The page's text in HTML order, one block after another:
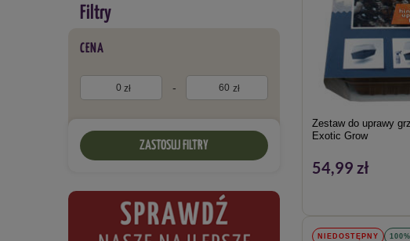
CENA
zł - zł
ZASTOSUJ FILTRY
Zestaw do uprawy
Exotic Grow
54,99 zł
NIEDOSTĘPNY